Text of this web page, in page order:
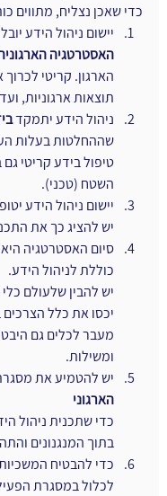
כדי שאכן נצליח, מתווים כותבי הספר 10
יישום ניהול הידע
האסטרטגיה
הארגון. קריטי
תוצאות ארגוניות,
ניהול הידע יתמקד
שההחלטות בעלות
טיפול בידע קריטי
השטח (טכני).
יישום ניהול הידע
יש להציג כך את
סיום האסטרטגיה
כוללת לניהול הידע.
יש להבין שלעולם
יכסו את כלל
מעבר לכלים גם
ומשילות.
יש להטמיע את
הארגוני
כדי שתכנית ניהול
בתוך המנגנונים
כדי להבטיח
לכלול במסגרת